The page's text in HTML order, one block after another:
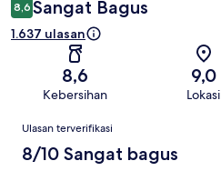
8,6 Sangat Bagus
1.637 ulasan
8,6
Kebersihan
9,0
Lokasi
Ulasan
Ulasan terverifikasi
8/10 Sangat bagus